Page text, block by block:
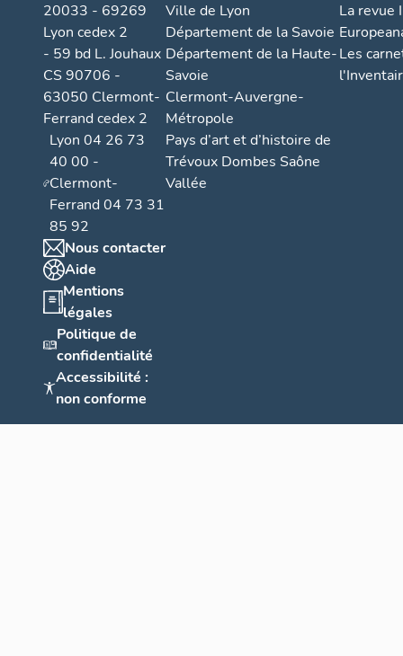
20033 - 69269
Lyon cedex 2
- 59 bd L. Jouhaux
CS 90706 -
63050 Clermont-
Ferrand cedex 2
Lyon 04 26 73
40 00 -
Clermont-
Ferrand 04 73 31
85 92
Nous contacter
Aide
Mentions
légales
Politique de
confidentialité
Accessibilité :
non conforme
Ville de Lyon
Département de la Savoie
Département de la Haute-
Savoie
Clermont-Auvergne-
Métropole
Pays d’art et d’histoire de
Trévoux Dombes Saône
Vallée
La revue
Les